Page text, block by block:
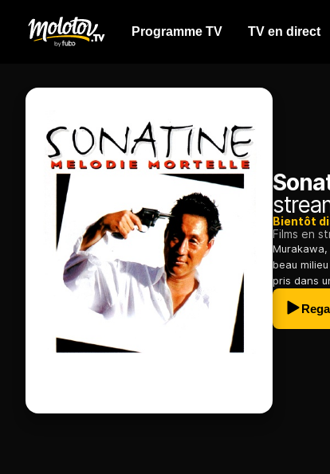
Programme TV TV en direct
Bientôt
Films en
beau
pris dans